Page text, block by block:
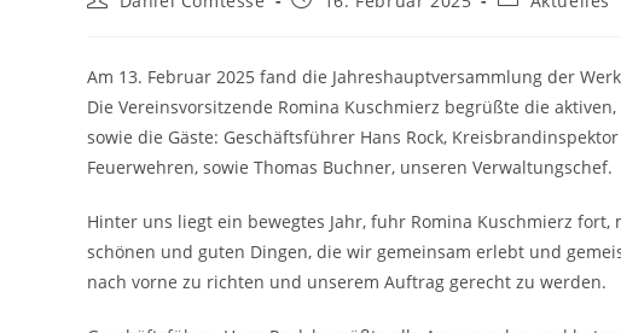
Am 13. Februar 2025 fand die Jahreshauptversammlung der
Die Vereinsvorsitzende Romina Kuschmierz begrüßte die
sowie die Gäste: Geschäftsführer Hans Rock,
Feuerwehren, sowie Thomas Buchner, unseren Verwaltungschef.
Hinter uns liegt ein bewegtes Jahr, fuhr Romina Kuschmierz
schönen und guten Dingen, die wir gemeinsam erlebt und
nach vorne zu richten und unserem Auftrag gerecht zu werden.